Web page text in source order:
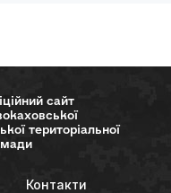
сайт
територіальної
Контакти